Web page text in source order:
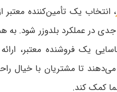
، انتخاب یک تأمین‌کننده معتبر
در عملکرد بلدوزر شود. به
یک فروشنده معتبر،
تا مشتریان با خیال
کمک کند.